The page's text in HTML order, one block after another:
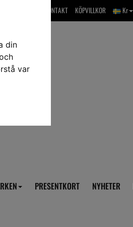
din
var
Kr
KÖPVILLKOR
OM OSS & KONTAKT
PRESENTKORT NYHETER